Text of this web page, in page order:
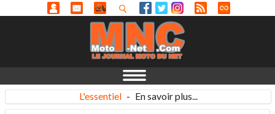
L'essentiel - En savoir plus...